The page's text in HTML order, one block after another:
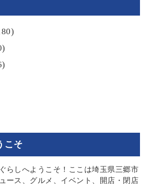
こそ
らしへようこそ！ここは埼玉県三郷市
ース、グルメ、イベント、開店・閉店